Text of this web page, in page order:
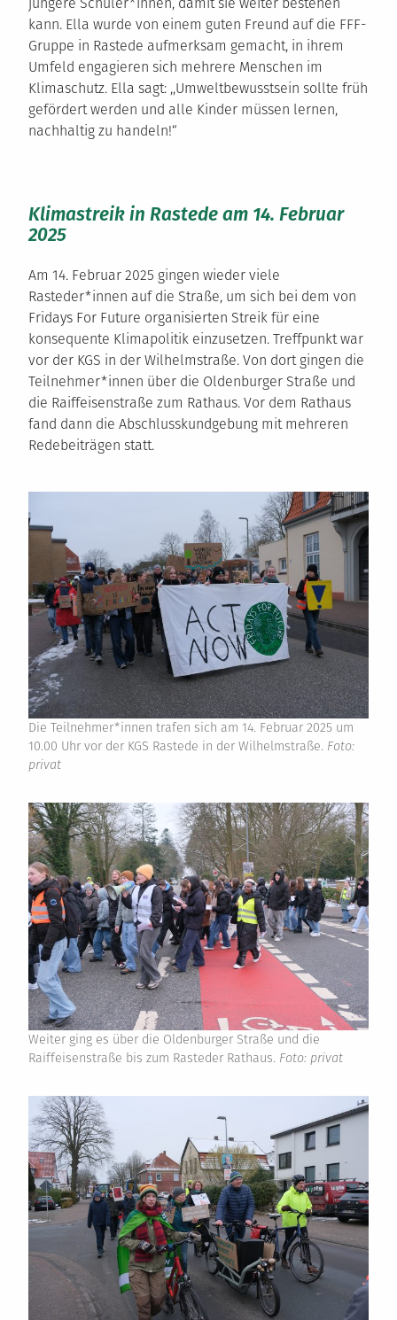
jüngere Schüler*innen, damit sie weiter bestehen
kann. Ella wurde von einem guten Freund auf die FFF-
Gruppe in Rastede aufmerksam gemacht, in ihrem
Umfeld engagieren sich mehrere Menschen im
Klimaschutz. Ella sagt: ,,Umweltbewusstsein sollte früh
gefördert werden und alle Kinder müssen lernen,
nachhaltig zu handeln!“
Klimastreik in Rastede am 14. Februar
2025
Am 14. Februar 2025 gingen wieder viele
Rasteder*innen auf die Straße, um sich bei dem von
Fridays For Future organisierten Streik für eine
konsequente Klimapolitik einzusetzen. Treffpunkt war
vor der KGS in der Wilhelmstraße. Von dort gingen die
Teilnehmer*innen über die Oldenburger Straße und
die Raiffeisenstraße zum Rathaus. Vor dem Rathaus
fand dann die Abschlusskundgebung mit mehreren
Redebeiträgen statt.
Die Teilnehmer*innen trafen sich am 14. Februar 2025 um
10.00 Uhr vor der KGS Rastede in der Wilhelmstraße. Foto:
privat
Weiter ging es über die Oldenburger Straße und die
Raiffeisenstraße bis zum Rasteder Rathaus. Foto: privat